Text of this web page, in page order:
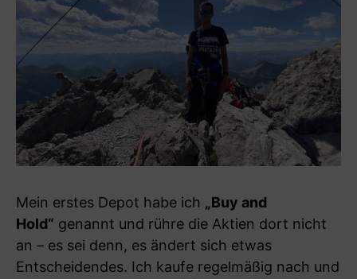
Mein erstes Depot habe ich „Buy and
Hold“ genannt und rühre die Aktien dort nicht
an – es sei denn, es ändert sich etwas
Entscheidendes. Ich kaufe regelmäßig nach und